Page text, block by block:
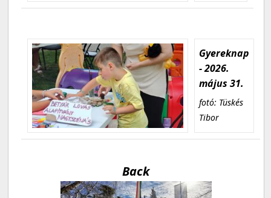
Gyereknap
- 2026.
május 31.
fotó: Tüskés
Tibor
Back